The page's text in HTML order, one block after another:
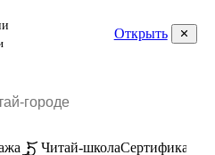
Открыть
Читай-школаСертификаты